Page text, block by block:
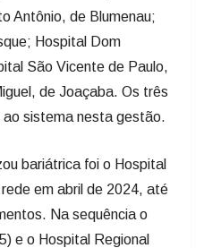
Antônio, de Blumenau;
Hospital Dom
São Vicente de Paulo,
de Joaçaba. Os três
sistema nesta gestão.
bariátrica foi o Hospital
em abril de 2024, até
Na sequência o
e o Hospital Regional